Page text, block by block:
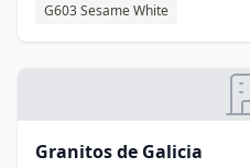
G603 Sesame White
Granitos de Galicia